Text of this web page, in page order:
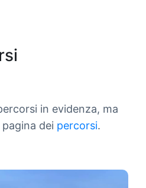
in evidenza, ma
dei percorsi.